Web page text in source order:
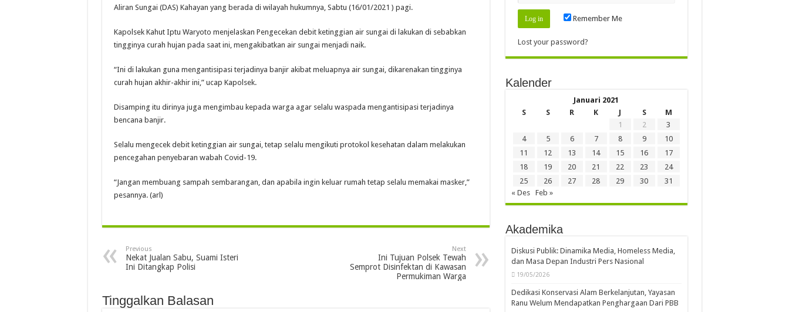
Aliran Sungai (DAS) Kahayan yang berada di wilayah hukumnya, Sabtu (16/01/2021 ) pagi.
Kapolsek Kahut Iptu Waryoto menjelaskan Pengecekan debit ketinggian air sungai di lakukan di sebabkan
tingginya curah hujan pada saat ini, mengakibatkan air sungai menjadi naik.
“Ini di lakukan guna mengantisipasi terjadinya banjir akibat meluapnya air sungai, dikarenakan tingginya
curah hujan akhir-akhir ini,” ucap Kapolsek.
Disamping itu dirinya juga mengimbau kepada warga agar selalu waspada mengantisipasi terjadinya
bencana banjir.
Selalu mengecek debit ketinggian air sungai, tetap selalu mengikuti protokol kesehatan dalam melakukan
pencegahan penyebaran wabah Covid-19.
“Jangan membuang sampah sembarangan, dan apabila ingin keluar rumah tetap selalu memakai masker,”
pesannya. (arl)
Previous
Nekat Jualan Sabu, Suami Isteri
Ini Ditangkap Polisi
Next
Ini Tujuan Polsek Tewah
Semprot Disinfektan di Kawasan
Permukiman Warga
Tinggalkan Balasan
Remember Me
Lost your password?
Kalender
Januari 2021
S
S R K J S
M
1
2
3
4
5 6 7 8 9
10
11
12 13 14 15 16
17
18
19 20 21 22 23
24
25
26 27 28 29 30
31
« Des
Feb »
Akademika
Diskusi Publik: Dinamika Media, Homeless Media,
dan Masa Depan Industri Pers Nasional
19/05/2026
Dedikasi Konservasi Alam Berkelanjutan, Yayasan
Ranu Welum Mendapatkan Penghargaan Dari PBB